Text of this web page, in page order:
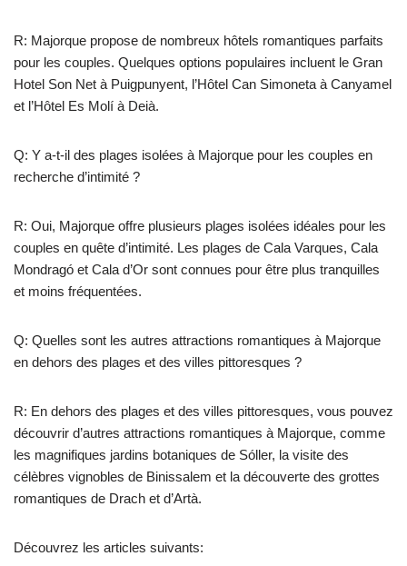
R: Majorque propose de nombreux hôtels romantiques parfaits
pour les couples. Quelques options populaires incluent le Gran
Hotel Son Net à Puigpunyent, l’Hôtel Can Simoneta à Canyamel
et l’Hôtel Es Molí à Deià.
Q: Y a-t-il des plages isolées à Majorque pour les couples en
recherche d’intimité ?
R: Oui, Majorque offre plusieurs plages isolées idéales pour les
couples en quête d’intimité. Les plages de Cala Varques, Cala
Mondragó et Cala d’Or sont connues pour être plus tranquilles
et moins fréquentées.
Q: Quelles sont les autres attractions romantiques à Majorque
en dehors des plages et des villes pittoresques ?
R: En dehors des plages et des villes pittoresques, vous pouvez
découvrir d’autres attractions romantiques à Majorque, comme
les magnifiques jardins botaniques de Sóller, la visite des
célèbres vignobles de Binissalem et la découverte des grottes
romantiques de Drach et d’Artà.
Découvrez les articles suivants: